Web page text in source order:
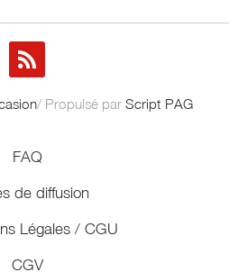
/ Propulsé par Script PAG
FAQ
de diffusion
Légales / CGU
CGV